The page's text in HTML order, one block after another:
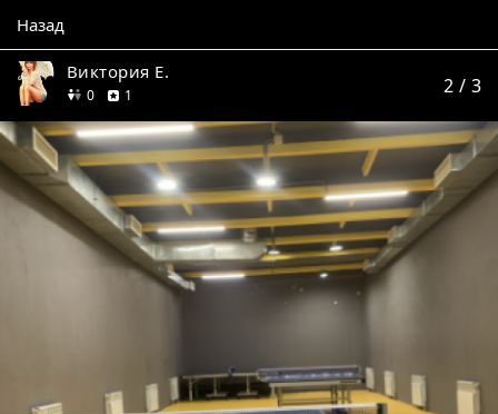
Назад
Виктория Е.
0друзей
1 2 / 3